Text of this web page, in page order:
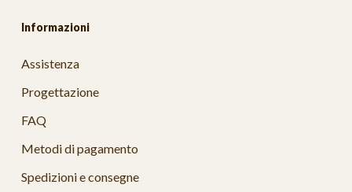
Informazioni
Assistenza
Progettazione
FAQ
Metodi di pagamento
Spedizioni e consegne